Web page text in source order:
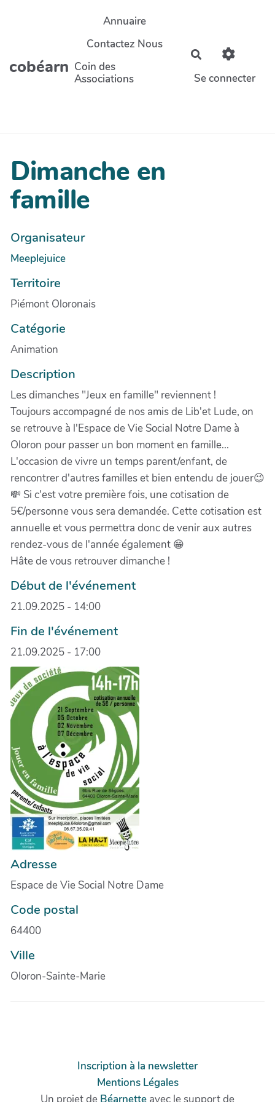
Aller au contenu principal
cobéarn
Annuaire
Contactez Nous
Coin des
Associations
Rechercher
Se connecter
Dimanche en
famille
Organisateur
Meeplejuice
Territoire
Piémont Oloronais
Catégorie
Animation
Description
Les dimanches "Jeux en famille" reviennent !
Toujours accompagné de nos amis de Lib'et Lude, on
se retrouve à l'Espace de Vie Social Notre Dame à
Oloron pour passer un bon moment en famille...
L'occasion de vivre un temps parent/enfant, de
rencontrer d'autres familles et bien entendu de jouer😉
💸 Si c'est votre première fois, une cotisation de
5€/personne vous sera demandée. Cette cotisation est
annuelle et vous permettra donc de venir aux autres
rendez-vous de l'année également 😁
Hâte de vous retrouver dimanche !
Début de l'événement
21.09.2025 - 14:00
Fin de l'événement
21.09.2025 - 17:00
Adresse
Espace de Vie Social Notre Dame
Code postal
64400
Ville
Oloron-Sainte-Marie
Inscription à la newsletter
Mentions Légales